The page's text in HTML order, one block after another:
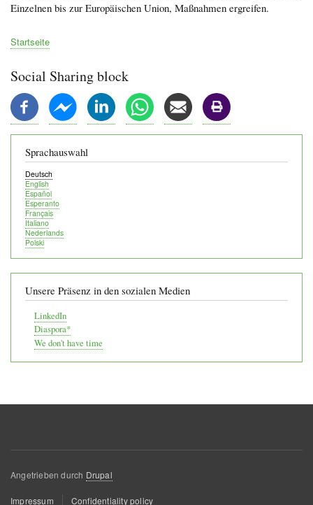
Einzelnen bis zur Europäischen Union, Maßnahmen ergreifen.
Startseite
Social Sharing block
Sprachauswahl
Deutsch
English
Español
Esperanto
Français
Italiano
Nederlands
Polski
Unsere Präsenz in den sozialen Medien
LinkedIn
Diaspora*
We don't have time
Angetrieben durch Drupal
Fußzeilenmenü
Impressum Confidentiality policy